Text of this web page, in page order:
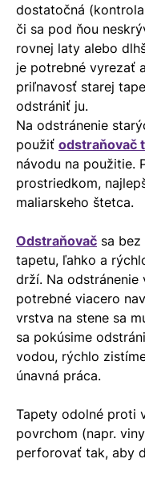
dostatočná
či sa pod ňou
rovnej laty alebo
je potrebné vyrezať
priľnavosť starej
odstrániť ju.
Na odstránenie
použiť odstraňovač
návodu na použitie.
prostriedkom,
maliarskeho štetca.
Odstraňovač sa
tapetu, ľahko a
drží. Na
potrebné viacero
vrstva na stene sa
sa pokúsime
vodou, rýchlo
únavná práca.
Tapety odolné proti
povrchom (napr.
perforovať tak, aby